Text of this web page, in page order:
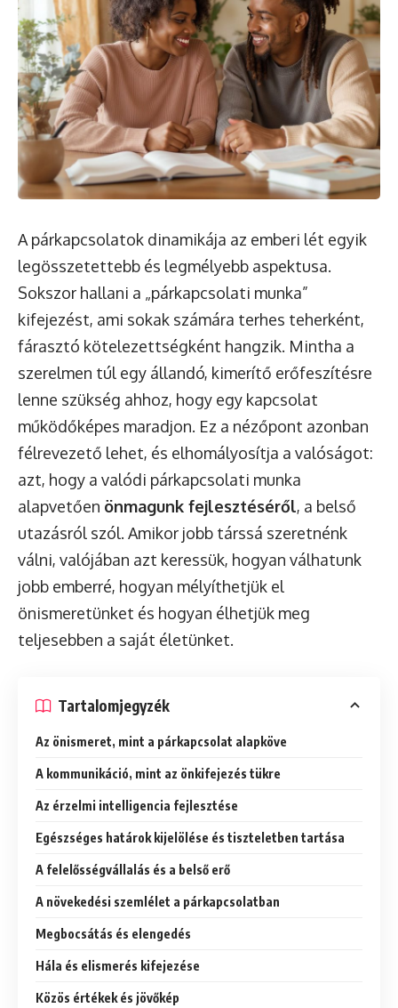
A párkapcsolatok dinamikája az emberi lét egyik
legösszetettebb és legmélyebb aspektusa.
Sokszor hallani a „párkapcsolati munka”
kifejezést, ami sokak számára terhes teherként,
fárasztó kötelezettségként hangzik. Mintha a
szerelmen túl egy állandó, kimerítő erőfeszítésre
lenne szükség ahhoz, hogy egy kapcsolat
működőképes maradjon. Ez a nézőpont azonban
félrevezető lehet, és elhomályosítja a valóságot:
azt, hogy a valódi párkapcsolati munka
alapvetően önmagunk fejlesztéséről, a belső
utazásról szól. Amikor jobb társsá szeretnénk
válni, valójában azt keressük, hogyan válhatunk
jobb emberré, hogyan mélyíthetjük el
önismeretünket és hogyan élhetjük meg
teljesebben a saját életünket.
Tartalomjegyzék
Az önismeret, mint a párkapcsolat alapköve
A kommunikáció, mint az önkifejezés tükre
Az érzelmi intelligencia fejlesztése
Egészséges határok kijelölése és tiszteletben tartása
A felelősségvállalás és a belső erő
A növekedési szemlélet a párkapcsolatban
Megbocsátás és elengedés
Hála és elismerés kifejezése
Közös értékek és jövőkép